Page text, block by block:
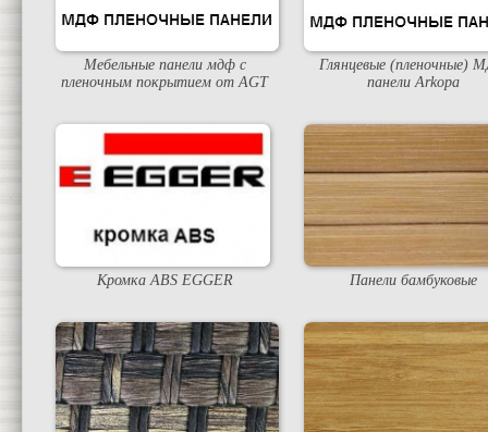
Мебельные панели мдф с
пленочным покрытием от AGT
Глянцевые (пленочные)
панели Arkopa
Кромка ABS EGGER Панели бамбуковые